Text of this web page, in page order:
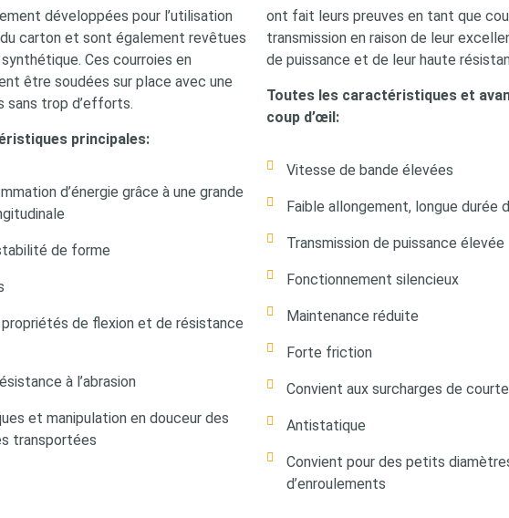
développées pour l’utilisation
du carton et sont également revêtues
Ces courroies en
être soudées sur place avec une
sans trop d’efforts.
principales:
d’énergie grâce à une grande
de forme
de flexion et de résistance
à l’abrasion
et manipulation en douceur des
transportées
ont fait leurs preuves en tant que
transmission en raison de leur
de puissance et de leur haute
Toutes les caractéristiques et
coup d’œil:
Vitesse de bande élevées
Faible allongement, longue durée
Transmission de puissance élevée
Fonctionnement silencieux
Maintenance réduite
Forte friction
Convient aux surcharges de
Antistatique
Convient pour des petits
d’enroulements